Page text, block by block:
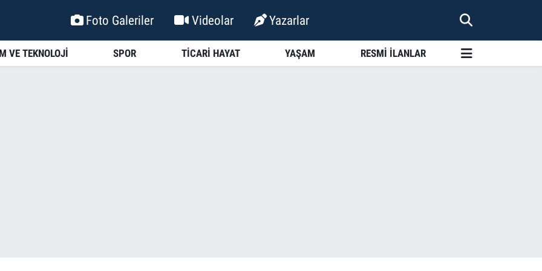
Foto Galeriler Videolar Yazarlar
VE TEKNOLOJİ SPOR TİCARİ HAYAT YAŞAM RESMİ İLANLAR